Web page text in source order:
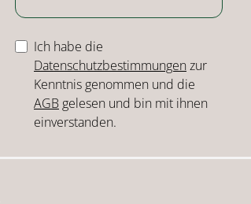
Ich habe die
Datenschutzbestimmungenzur
Kenntnis genommen und die
AGB gelesen und bin mit ihnen
einverstanden.